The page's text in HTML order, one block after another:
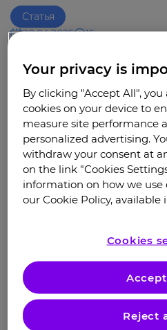
Статья
20.04.2025
15 минут
Официальный сайт:
дерматит —
здоровью»
Узнать
Your privacy is
By clicking "Accept All",
cookies on your device to
measure site performance
personalized advertising.
withdraw your consent at
on the link "Cookies
information on how we use
our Cookie Policy, available
Cookies
Reject